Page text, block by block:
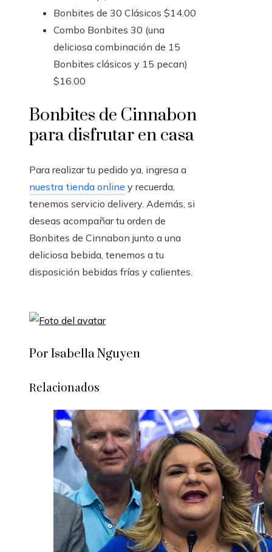
Bonbites de 30 Clásicos $14.00
Combo Bonbites 30 (una
deliciosa combinación de 15
Bonbites clásicos y 15 pecan)
$16.00
Bonbites de Cinnabon
para disfrutar en casa
Para realizar tu pedido ya, ingresa a
nuestra tienda online y recuerda,
tenemos servicio delivery. Además, si
deseas acompañar tu orden de
Bonbites de Cinnabon junto a una
deliciosa bebida, tenemos a tu
disposición bebidas frías y calientes.
Por Isabella Nguyen
Relacionados